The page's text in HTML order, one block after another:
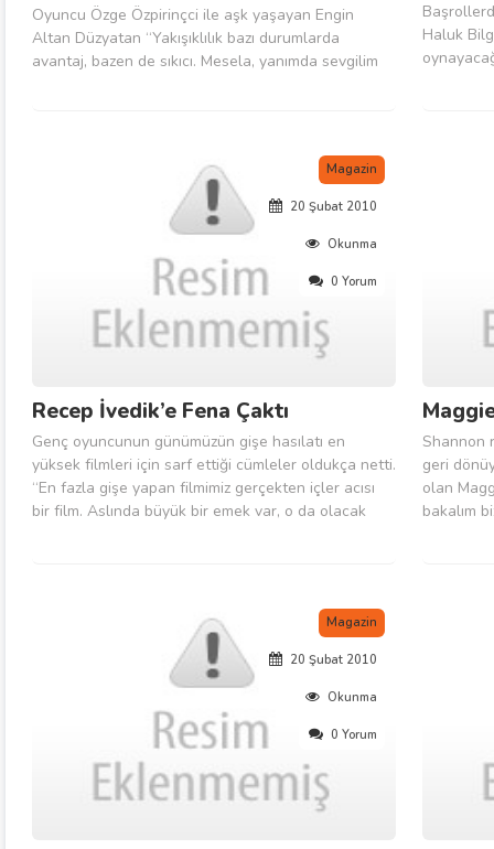
Oyuncu Özge Özpirinçci ile aşk yaşayan Engin
Altan Düzyatan “Yakışıklılık bazı durumlarda
avantaj, bazen de sıkıcı. Mesela, yanımda sevgilim
Haluk
Magazin
20 Şubat 2010
Okunma
0 Yorum
Recep İvedik’e Fena Çaktı
Genç oyuncunun günümüzün gişe hasılatı en
yüksek filmleri için sarf ettiği cümleler oldukça netti.
“En fazla gişe yapan filmimiz gerçekten içler acısı
bir film. Aslında büyük bir emek var, o da olacak
Shannon
geri
olan
bakalım
Magazin
20 Şubat 2010
Okunma
0 Yorum